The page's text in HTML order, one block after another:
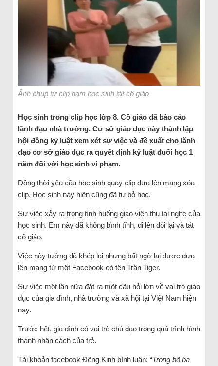
Ảnh chụp từ clip nam học sinh tát cô giáo
Học sinh trong clip học lớp 8. Cô giáo đã báo cáo
lãnh đạo nhà trường. Cơ sở giáo dục này thành lập
hội đồng kỷ luật xem xét sự việc và đề xuất cho lãnh
đạo cơ sở giáo dục ra quyết định kỷ luật đuổi học 1
năm đối với học sinh vi phạm.
Đồng thời yêu cầu học sinh quay clip đưa lên mạng xóa
clip. Học sinh này hiện cũng đã tự bỏ học.
Sự việc xảy ra trong tình huống giáo viên thu tai nghe của
học sinh. Em này đã không bình tĩnh, đi lên đòi lại và tát
cô giáo.
Việc này tưởng đã khép lại nhưng bất ngờ lại được đưa
lên mạng từ một Facebook có tên Trần Tiger.
Sự việc một lần nữa đặt ra một câu hỏi lớn về vai trò giáo
dục của gia đình, nhà trường và xã hội tại Việt Nam hiện
nay.
Trước hết, gia đình có vai trò chủ đạo trong quá trình hình
thành nhân cách của trẻ.
Tài khoản facebook Đông Kinh bình luận: “Trong bộ ba